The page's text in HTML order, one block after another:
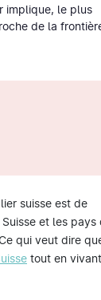
implique, le plus
de la
suisse est de
et les pays
qui veut dire
tout en